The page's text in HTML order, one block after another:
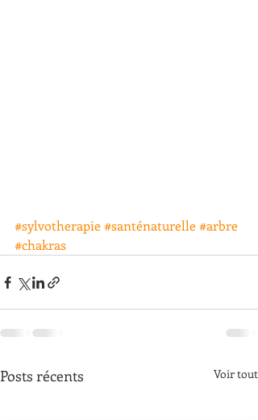
#sylvotherapie#santénaturelle#arbre
#chakras
Posts récents Voir tout